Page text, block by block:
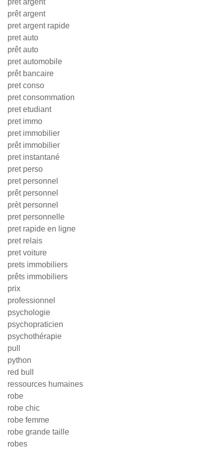
pret argent
prêt argent
pret argent rapide
pret auto
prêt auto
pret automobile
prêt bancaire
pret conso
pret consommation
pret etudiant
pret immo
pret immobilier
prêt immobilier
pret instantané
pret perso
pret personnel
prêt personnel
prèt personnel
pret personnelle
pret rapide en ligne
pret relais
pret voiture
prets immobiliers
prêts immobiliers
prix
professionnel
psychologie
psychopraticien
psychothérapie
pull
python
red bull
ressources humaines
robe
robe chic
robe femme
robe grande taille
robes